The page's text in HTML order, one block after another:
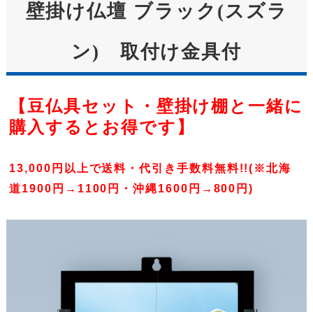
壁掛け仏壇 ブラック(スズラ
ン) 取付け金具付
【豆仏具セット・壁掛け棚と一緒に
購入するとお得です】
13,000円以上で送料・代引き手数料無料!!(※北海
道1900円→1100円・沖縄1600円→800円)